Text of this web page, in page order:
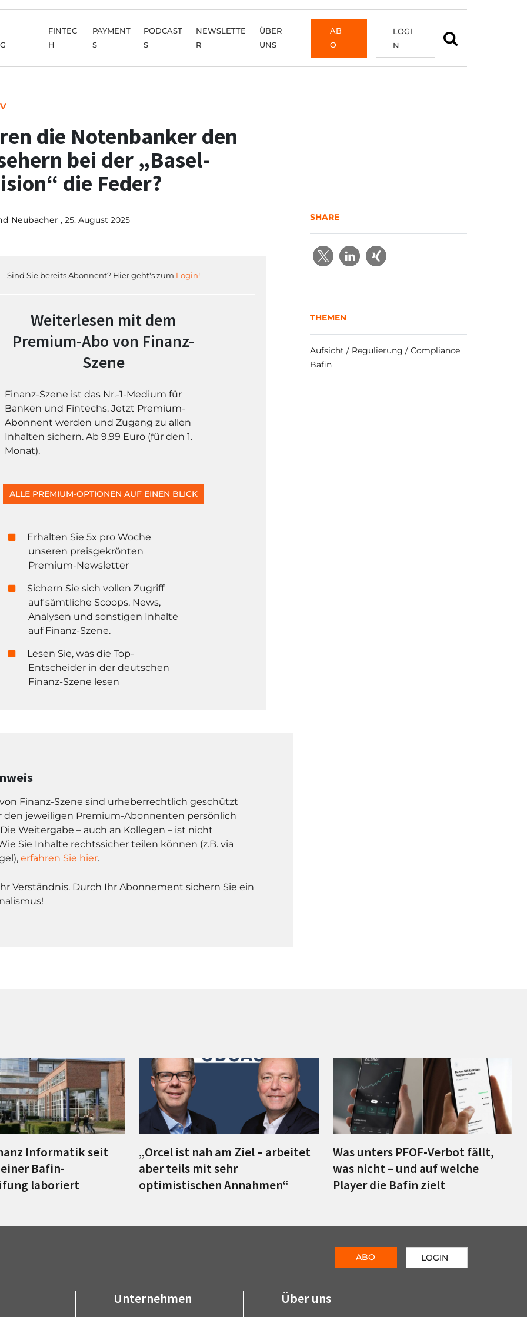
FINTEC
H
PAYMENT
S
PODCAST
S
NEWSLETTE
R
ÜBER
UNS
AB
O
LOGI
N
die Notenbanker den
bei der „Basel-
die Feder?
Neubacher , 25. August 2025
Sind Sie bereits Abonnent? Hier geht's zum Login!
Weiterlesen mit dem
Premium-Abo von Finanz-
Szene
Finanz-Szene ist das Nr.-1-Medium für
Banken und Fintechs. Jetzt Premium-
Abonnent werden und Zugang zu allen
Inhalten sichern. Ab 9,99 Euro (für den 1.
Monat).
ALLE PREMIUM-OPTIONEN AUF EINEN BLICK
Erhalten Sie 5x pro Woche
unseren preisgekrönten
Premium-Newsletter
Sichern Sie sich vollen Zugriff
auf sämtliche Scoops, News,
Analysen und sonstigen Inhalte
auf Finanz-Szene.
Lesen Sie, was die Top-
Entscheider in der deutschen
Finanz-Szene lesen
Finanz-Szene sind urheberrechtlich geschützt
den jeweiligen Premium-Abonnenten persönlich
Weitergabe – auch an Kollegen – ist nicht
Sie Inhalte rechtssicher teilen können (z.B. via
erfahren Sie hier.
Verständnis. Durch Ihr Abonnement sichern Sie ein
SHARE
THEMEN
Aufsicht / Regulierung / Compliance
Bafin
Informatik seit
Bafin-
laboriert
„Orcel ist nah am Ziel – arbeitet
aber teils mit sehr
optimistischen Annahmen“
Was unters PFOF-Verbot fällt,
was nicht – und auf welche
Player die Bafin zielt
Unternehmen Über uns
ABO LOGIN